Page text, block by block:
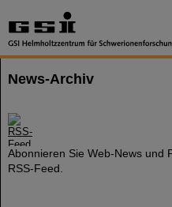
News-Archiv
Abonnieren Sie Web-News und
RSS-Feed.